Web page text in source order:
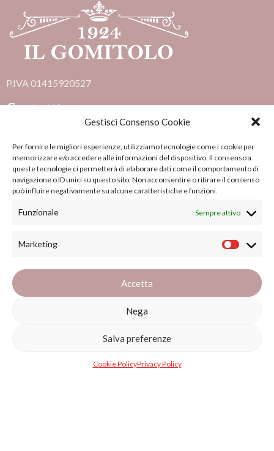
Gestisci Consenso Cookie
Per fornire le migliori esperienze, utilizziamo tecnologie come i cookie per
memorizzare e/o accedere alle informazioni del dispositivo. Il consenso a
queste tecnologie ci permetterà di elaborare dati come il comportamento di
navigazione o ID unici su questo sito. Non acconsentire o ritirare il consenso
può influire negativamente su alcune caratteristiche e funzioni.
Funzionale Sempre attivo
Marketing
Accetta
Nega
Salva preferenze
Cookie PolicyPrivacy Policy
P.IVA 01415920527
Contatti
0577 289306
ilgomitolonline@gmail.com
Link Utili
Privacy policy
Cookie Policy (EU)